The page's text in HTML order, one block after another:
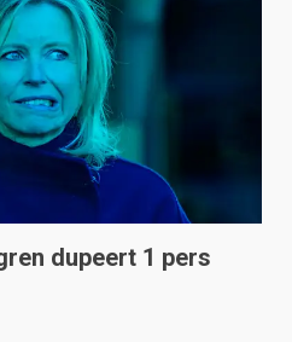
dupeert 1 pers